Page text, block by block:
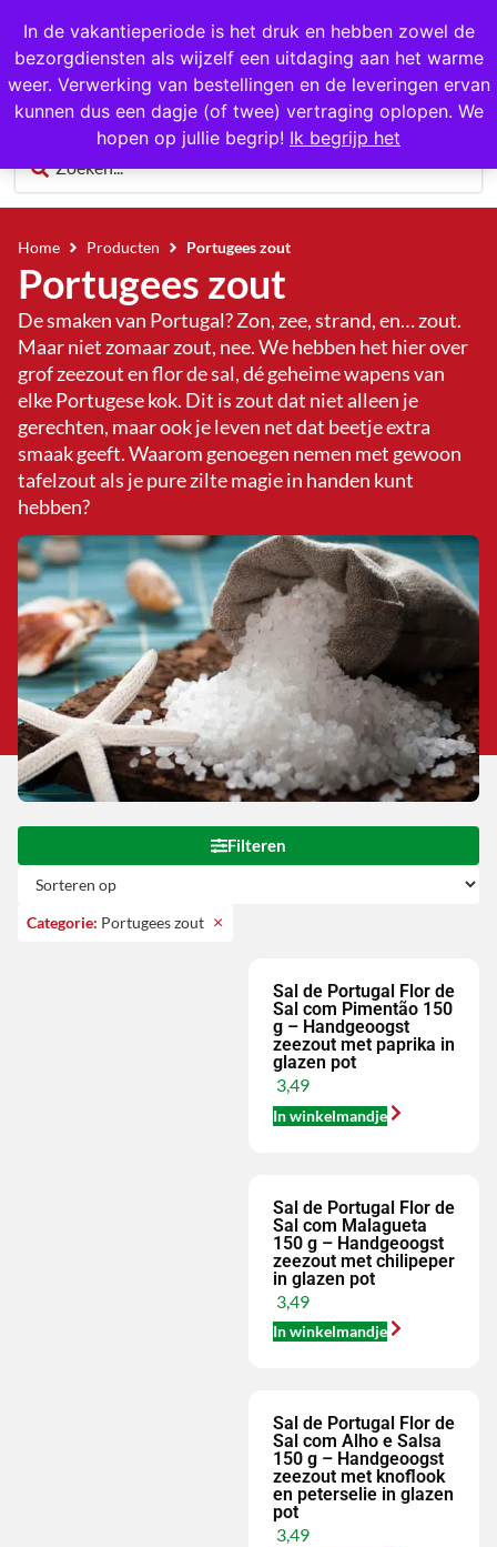
In de vakantieperiode is het druk en hebben zowel de
bezorgdiensten als wijzelf een uitdaging aan het warme
weer. Verwerking van bestellingen en de leveringen ervan
kunnen dus een dagje (of twee) vertraging oplopen. We
hopen op jullie begrip! Ik begrijp het
Gratis op te halen in Hansweert
0
Home Producten Portugees zout
Portugees zout
De smaken van Portugal? Zon, zee, strand, en… zout.
Maar niet zomaar zout, nee. We hebben het hier over
grof zeezout en flor de sal, dé geheime wapens van
elke Portugese kok. Dit is zout dat niet alleen je
gerechten, maar ook je leven net dat beetje extra
smaak geeft. Waarom genoegen nemen met gewoon
tafelzout als je pure zilte magie in handen kunt
hebben?
Filteren
Categorie: Portugees zout ×
Sal de Portugal Flor de
Sal com Pimentão 150
g – Handgeoogst
zeezout met paprika in
glazen pot
3,49
In winkelmandje
Sal de Portugal Flor de
Sal com Malagueta
150 g – Handgeoogst
zeezout met chilipeper
in glazen pot
3,49
In winkelmandje
Sal de Portugal Flor de
Sal com Alho e Salsa
150 g – Handgeoogst
zeezout met knoflook
en peterselie in glazen
pot
3,49